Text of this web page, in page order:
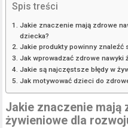
Spis treści
Jakie znaczenie mają zdrowe
dziecka?
Jakie produkty powinny znaleźć
Jak wprowadzać zdrowe
Jakie są najczęstsze błędy w
Jak motywować dzieci do
Jakie znaczenie mają
żywieniowe dla